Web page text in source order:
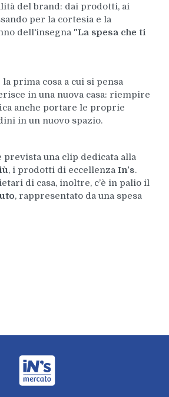
del brand: dai prodotti, ai
per la cortesia e la
dell'insegna "La spesa che ti
prima cosa a cui si pensa
in una nuova casa: riempire
anche portare le proprie
in un nuovo spazio.
una clip dedicata alla
, i prodotti di eccellenza In's.
di casa, inoltre, c’è in palio il
, rappresentato da una spesa